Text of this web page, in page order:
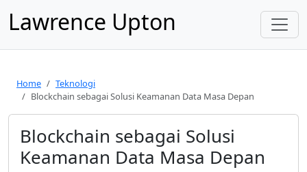
Lawrence Upton
Home
Teknologi
Blockchain sebagai Solusi Keamanan Data Masa Depan
Blockchain sebagai Solusi
Keamanan Data Masa Depan